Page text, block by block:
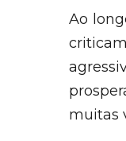
Ao
muitas